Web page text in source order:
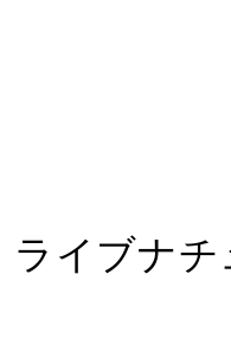
ライブナチ